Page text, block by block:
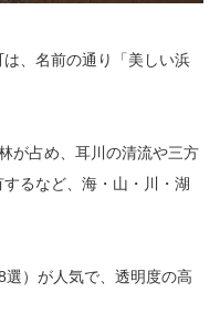
、名前の通り「美しい浜
が占め、耳川の清流や三方
るなど、海・山・川・湖
）が人気で、透明度の高